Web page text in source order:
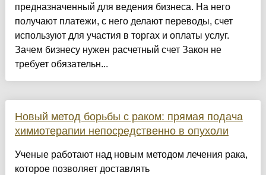
предназначенный для ведения бизнеса. На него
получают платежи, с него делают переводы, счет
используют для участия в торгах и оплаты услуг.
Зачем бизнесу нужен расчетный счет Закон не
требует обязательн...
Новый метод борьбы с раком: прямая подача
химиотерапии непосредственно в опухоли
Ученые работают над новым методом лечения рака,
которое позволяет доставлять